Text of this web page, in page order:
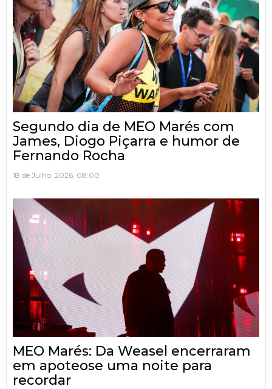
Segundo dia de MEO Marés com
James, Diogo Piçarra e humor de
Fernando Rocha
18 de Julho, 2026, 08:00
MEO Marés: Da Weasel encerraram
em apoteose uma noite para
recordar